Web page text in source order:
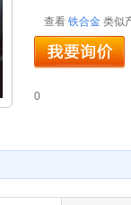
查看 铁合金 类似
0